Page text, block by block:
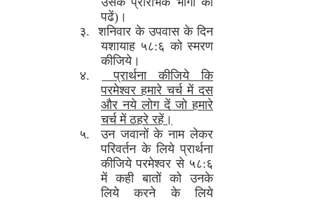
पढें)।
३. शनिवार के उपवास के दिन
यशायाह ५८:६ को स्मरण
कीजिये।
४.
प्रार्थना कीजिये कि
परमेश्वर हमारे चर्च में दस
और नये लोग दें जो हमारे
चर्च में ठहरे रहें।
५. उन जवानों के नाम लेकर
परिवर्तन के लिये प्रार्थना
कीजिये परमेश्वर से ५८:६
में कही बातों को उनके
लिये करने के लिये